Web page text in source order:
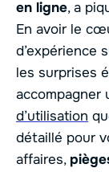
en ligne, a
En avoir le
d’expérience
les surprises
accompagner
d’utilisation
détaillé pour
affaires,